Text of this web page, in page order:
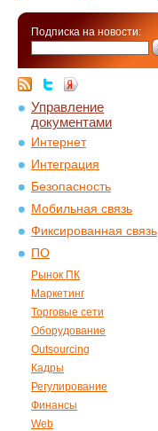
Подписка на новости:
Управление
документами
Интернет
Интеграция
Безопасность
Мобильная связь
Фиксированная связь
ПО
Рынок ПК
Маркетинг
Торговые сети
Оборудование
Outsourcing
Кадры
Регулирование
Финансы
Web